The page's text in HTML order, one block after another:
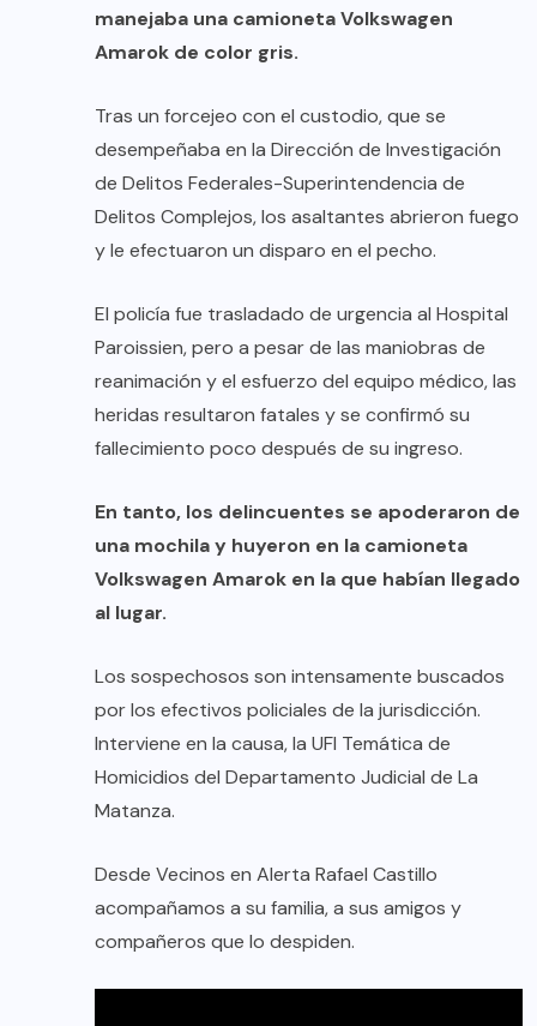
manejaba una camioneta Volkswagen
Amarok de color gris.
Tras un forcejeo con el custodio, que se
desempeñaba en la Dirección de Investigación
de Delitos Federales-Superintendencia de
Delitos Complejos, los asaltantes abrieron fuego
y le efectuaron un disparo en el pecho.
El policía fue trasladado de urgencia al Hospital
Paroissien, pero a pesar de las maniobras de
reanimación y el esfuerzo del equipo médico, las
heridas resultaron fatales y se confirmó su
fallecimiento poco después de su ingreso.
En tanto, los delincuentes se apoderaron de
una mochila y huyeron en la camioneta
Volkswagen Amarok en la que habían llegado
al lugar.
Los sospechosos son intensamente buscados
por los efectivos policiales de la jurisdicción.
Interviene en la causa, la UFI Temática de
Homicidios del Departamento Judicial de La
Matanza.
Desde Vecinos en Alerta Rafael Castillo
acompañamos a su familia, a sus amigos y
compañeros que lo despiden.